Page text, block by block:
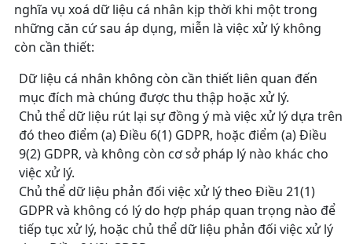
nghĩa vụ xoá dữ liệu cá nhân kịp thời khi một trong
những căn cứ sau áp dụng, miễn là việc xử lý không
còn cần thiết:
Dữ liệu cá nhân không còn cần thiết liên quan đến
mục đích mà chúng được thu thập hoặc xử lý.
Chủ thể dữ liệu rút lại sự đồng ý mà việc xử lý dựa trên
đó theo điểm (a) Điều 6(1) GDPR, hoặc điểm (a) Điều
9(2) GDPR, và không còn cơ sở pháp lý nào khác cho
việc xử lý.
Chủ thể dữ liệu phản đối việc xử lý theo Điều 21(1)
GDPR và không có lý do hợp pháp quan trọng nào để
tiếp tục xử lý, hoặc chủ thể dữ liệu phản đối việc xử lý